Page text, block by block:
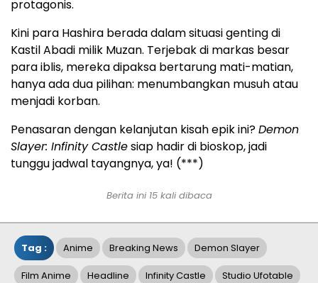
protagonis.
Kini para Hashira berada dalam situasi genting di
Kastil Abadi milik Muzan. Terjebak di markas besar
para iblis, mereka dipaksa bertarung mati-matian,
hanya ada dua pilihan: menumbangkan musuh atau
menjadi korban.
Penasaran dengan kelanjutan kisah epik ini?Demon
Slayer: Infinity Castlesiap hadir di bioskop, jadi
tunggu jadwal tayangnya, ya! (***)
Berita ini 15 kali dibaca
Tag : Anime Breaking News Demon Slayer
Film Anime Headline Infinity Castle Studio Ufotable